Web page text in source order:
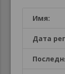
Имя:
Дата